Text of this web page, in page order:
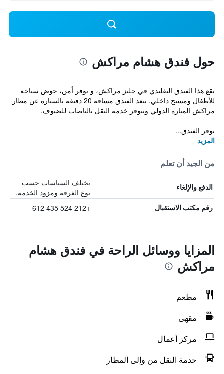
حول فندق هشام مراكش
يقع هذا الفندق التقليدي في جليز مراكش، و يوفر أمن، حوض سباحة
للأطفال ومسبح داخلي. يبعد الفندق مسافة 20 دقيقة بالسيارة عن مطار
مراكش المنارة الدولي وتتوفر خدمة النقل بالباصات للضيوف.
يوفر الفندق...
المزيد
من الجيد أن تعلم
الدفع والإلغاء
تختلف السياسات حسب
نوع الغرفة ومزود الخدمة.
رقم مكتب الاستقبال +212 524 435 612
المزايا ووسائل الراحة في فندق هشام
مراكش
مطعم
مقهى
مركز أعمال
خدمة النقل من وإلى المطار